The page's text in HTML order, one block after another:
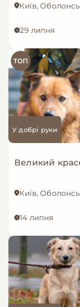
Київ,
29 липня
ТОП
У добрі руки
Великий
Київ,
14 липня